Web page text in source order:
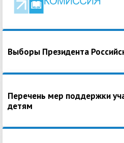
Выборы Президента
Перечень мер поддержки
детям